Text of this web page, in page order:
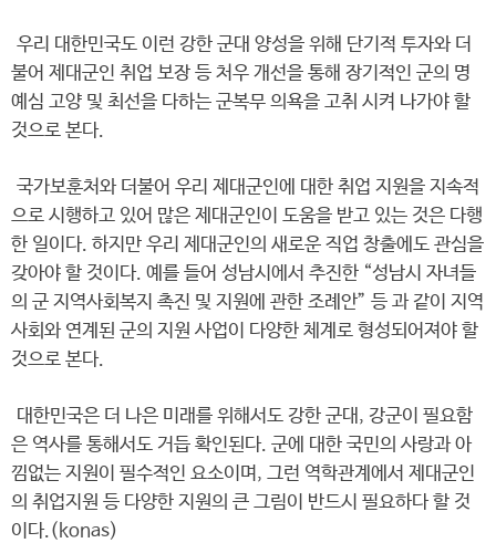
우리 대한민국도 이런 강한 군대 양성을 위해 단기적 투자와 더
불어 제대군인 취업 보장 등 처우 개선을 통해 장기적인 군의 명
예심 고양 및 최선을 다하는 군복무 의욕을 고취 시켜 나가야 할
것으로 본다.
국가보훈처와 더불어 우리 제대군인에 대한 취업 지원을 지속적
으로 시행하고 있어 많은 제대군인이 도움을 받고 있는 것은 다행
한 일이다. 하지만 우리 제대군인의 새로운 직업 창출에도 관심을
갖아야 할 것이다. 예를 들어 성남시에서 추진한 “성남시 자녀들
의 군 지역사회복지 촉진 및 지원에 관한 조례안” 등 과 같이 지역
사회와 연계된 군의 지원 사업이 다양한 체계로 형성되어져야 할
것으로 본다.
대한민국은 더 나은 미래를 위해서도 강한 군대, 강군이 필요함
은 역사를 통해서도 거듭 확인된다. 군에 대한 국민의 사랑과 아
낌없는 지원이 필수적인 요소이며, 그런 역학관계에서 제대군인
의 취업지원 등 다양한 지원의 큰 그림이 반드시 필요하다 할 것
이다.(konas)